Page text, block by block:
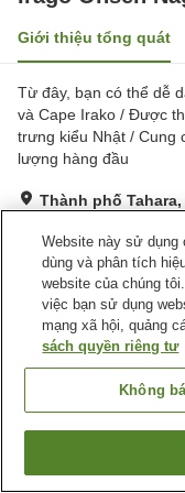
Giới thiệu tổng quát
Từ đây, bạn có thể dễ
và Cape Irako / Được
trưng kiểu Nhật / Cung
lượng hàng đầu
Thành phố
Tuyệt vời Đánh
Tiện nghi chỗ nghỉ
Bãi đỗ xe
Trang chủ Nhật Bản
Irago Onsen Nagomi no
Website này sử dụng
dùng và phân tích
website của chúng
việc bạn sử dụng
mạng xã hội, quảng
sách quyền riêng tư
Không